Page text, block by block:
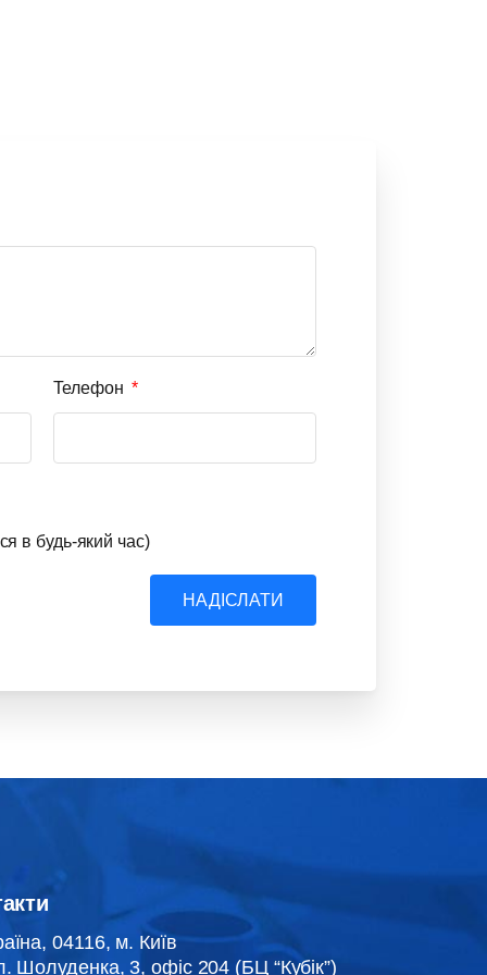
Телефон
в будь-який час)
НАДІСЛАТИ
04116, м. Київ
Шолуденка, 3, офіс 204 (БЦ “Кубік”)